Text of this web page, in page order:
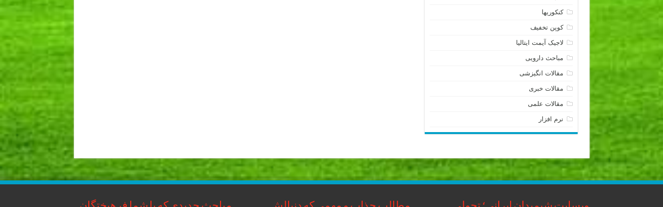
کنکوریها
کوپن تخفیف
لاجیک آیمت ایتالیا
مباحث دارویی
مقالات انگیزشی
مقالات خبری
مقالات علمی
نرم افزار